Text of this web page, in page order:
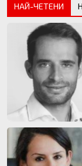
НАЙ-ЧЕТЕНИ